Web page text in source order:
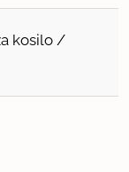
kosilo /